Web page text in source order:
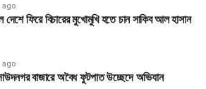
ago
দেশে ফিরে বিচারের মুখোমুখি হতে চান সাকিব আল হাসান
ago
বাজারে অবৈধ ফুটপাত উচ্ছেদে অভিযান